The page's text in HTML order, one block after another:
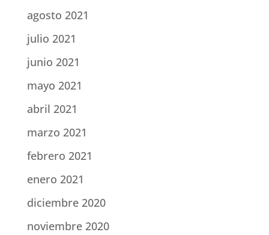
agosto 2021
julio 2021
junio 2021
mayo 2021
abril 2021
marzo 2021
febrero 2021
enero 2021
diciembre 2020
noviembre 2020